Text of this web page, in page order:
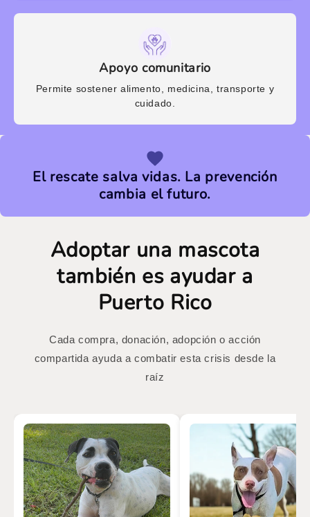
Apoyo comunitario
Permite sostener alimento, medicina, transporte y
cuidado.
El rescate salva vidas. La prevención
cambia el futuro.
Adoptar una mascota
también es ayudar a
Puerto Rico
Cada compra, donación, adopción o acción
compartida ayuda a combatir esta crisis desde la
raíz